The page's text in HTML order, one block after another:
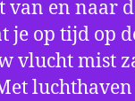
van en naar
op tijd op
vlucht mist